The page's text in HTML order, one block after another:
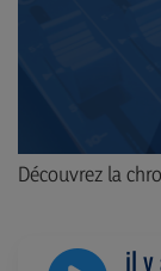
Découvrez la
il y